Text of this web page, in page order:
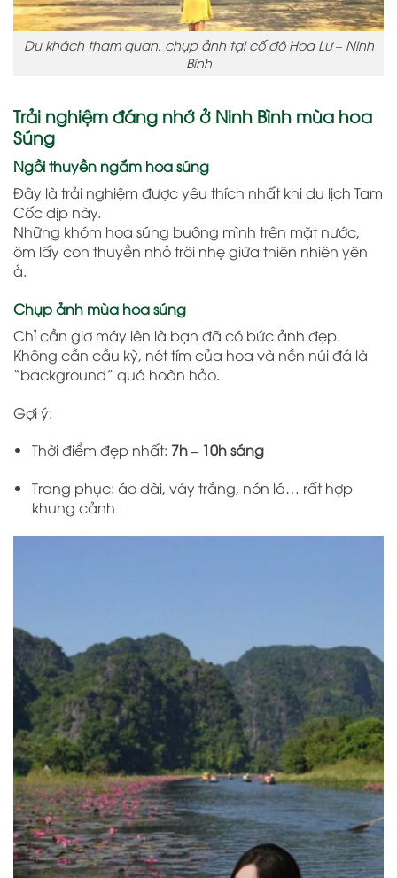
Du khách tham quan, chụp ảnh tại cố đô Hoa Lư – Ninh
Bình
Trải nghiệm đáng nhớ ở Ninh Bình mùa hoa
Súng
Ngồi thuyền ngắm hoa súng
Đây là trải nghiệm được yêu thích nhất khi du lịch Tam
Cốc dịp này.
Những khóm hoa súng buông mình trên mặt nước,
ôm lấy con thuyền nhỏ trôi nhẹ giữa thiên nhiên yên
ả.
Chụp ảnh mùa hoa súng
Chỉ cần giơ máy lên là bạn đã có bức ảnh đẹp.
Không cần cầu kỳ, nét tím của hoa và nền núi đá là
“background” quá hoàn hảo.
Gợi ý:
Thời điểm đẹp nhất: 7h – 10h sáng
Trang phục: áo dài, váy trắng, nón lá… rất hợp
khung cảnh